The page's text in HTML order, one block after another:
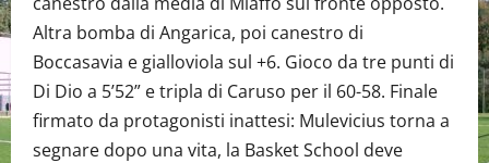
Altra bomba di Angarica, poi canestro di
Boccasavia e gialloviola sul +6. Gioco da tre punti di
Di Dio a 5’52” e tripla di Caruso per il 60-58. Finale
firmato da protagonisti inattesi: Mulevicius torna a
segnare dopo una vita, la Basket School deve